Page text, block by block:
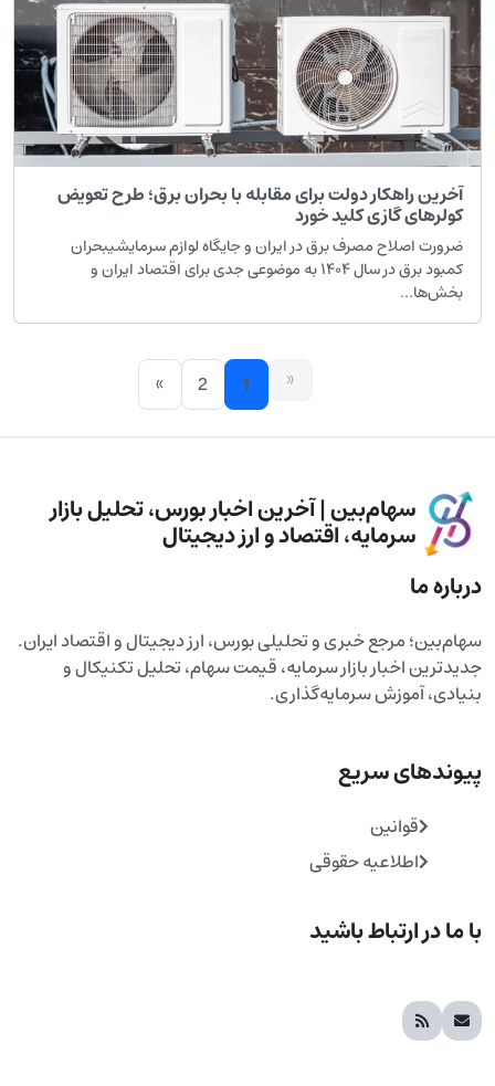
آخرین راهکار دولت برای مقابله با بحران برق؛ طرح تعویض
کولرهای گازی کلید خورد
ضرورت اصلاح مصرف برق در ایران و جایگاه لوازم سرمایشیبحران
کمبود برق در سال ۱۴۰۴ به موضوعی جدی برای اقتصاد ایران و
بخش‌ها...
«
1
2
»
سهام‌بین | آخرین اخبار بورس، تحلیل بازار
سرمایه، اقتصاد و ارز دیجیتال
درباره ما
سهام‌بین؛ مرجع خبری و تحلیلی بورس، ارز دیجیتال و اقتصاد ایران.
جدیدترین اخبار بازار سرمایه، قیمت سهام، تحلیل تکنیکال و
بنیادی، آموزش سرمایه‌گذاری.
پیوندهای سریع
قوانین
اطلاعیه حقوقی
با ما در ارتباط باشید